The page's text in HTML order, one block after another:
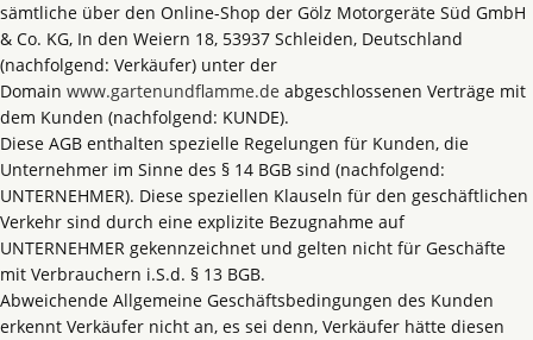
sämtliche über den Online-Shop der Gölz Motorgeräte Süd GmbH
& Co. KG, In den Weiern 18, 53937 Schleiden, Deutschland
(nachfolgend: Verkäufer) unter der
Domain www.gartenundflamme.de abgeschlossenen Verträge mit
dem Kunden (nachfolgend: KUNDE).
Diese AGB enthalten spezielle Regelungen für Kunden, die
Unternehmer im Sinne des § 14 BGB sind (nachfolgend:
UNTERNEHMER). Diese speziellen Klauseln für den geschäftlichen
Verkehr sind durch eine explizite Bezugnahme auf
UNTERNEHMER gekennzeichnet und gelten nicht für Geschäfte
mit Verbrauchern i.S.d. § 13 BGB.
Abweichende Allgemeine Geschäftsbedingungen des Kunden
erkennt Verkäufer nicht an, es sei denn, Verkäufer hätte diesen